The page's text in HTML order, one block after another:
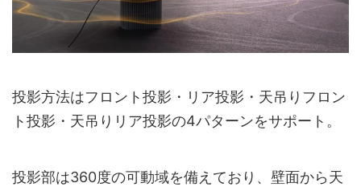
投影方法はフロント投影・リア投影・天吊りフロン
ト投影・天吊りリア投影の4パターンをサポート。
投影部は360度の可動域を備えており、壁面から天